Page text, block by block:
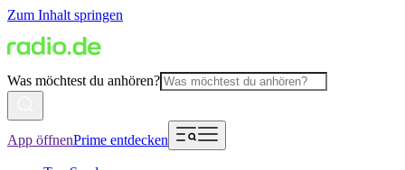
Zum Inhalt springen
Was möchtest du anhören?
App öffnenPrime entdecken